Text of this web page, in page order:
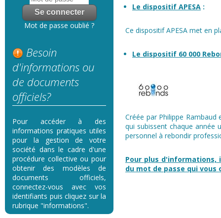
Mot de passe oublié ?
Besoin
d'informations ou
de documents
officiels?
Pour accéder à des
informations pratiques utiles
pour la gestion de votre
société dans le cadre d'une
procédure collective ou pour
obtenir des modèles de
documents officiels,
connectez-vous avec vos
identifiants puis cliquez sur la
rubrique "informations".
Le dispositif APESA :
Ce dispositif APESA met en
Le dispositif 60 000
Créée par Philippe Rambaud
qui subissent chaque année
personnel à rebondir
Pour plus
du mot de passe qui